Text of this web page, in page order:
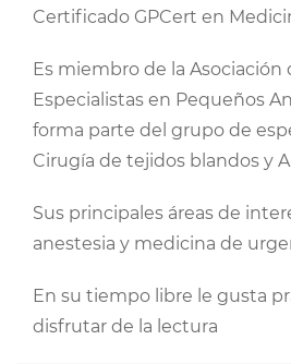
Certificado GPCert en
Es miembro de la Asociación
Especialistas en Pequeños
forma parte del grupo de
Cirugía de tejidos blandos y
Sus principales áreas de
anestesia y medicina de
En su tiempo libre le gusta
disfrutar de la lectura